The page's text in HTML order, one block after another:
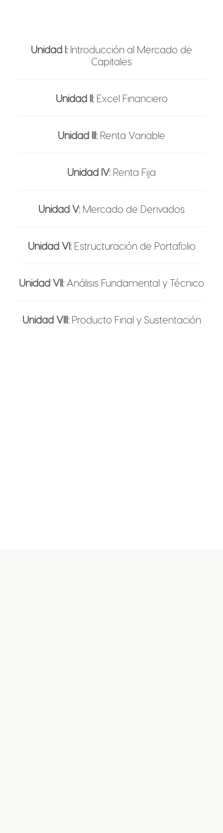
Unidad I: Introducción al Mercado de
Capitales
Unidad II:Excel Financiero
Unidad III: Renta Variable
Unidad IV: Renta Fija
Unidad V: Mercado de Derivados
Unidad VI:Estructuración de Portafolio
Unidad VII: Análisis Fundamental y Técnico
Unidad VIII:Producto Final y Sustentación